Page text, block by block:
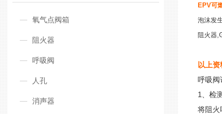
氧气点阀箱
阻火器
呼吸阀
人孔
消声器
EPV可
泡沫发
阻火器
以上
呼吸阀
1、检
将阻火